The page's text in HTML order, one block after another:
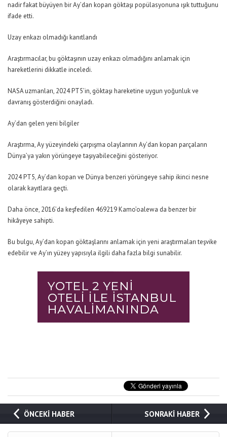
nadir fakat büyüyen bir Ay’dan kopan göktaşı popülasyonuna ışık tuttuğunu
ifade etti.
Uzay enkazı olmadığı kanıtlandı
Araştırmacılar, bu göktaşının uzay enkazı olmadığını anlamak için
hareketlerini dikkatle inceledi.
NASA uzmanları, 2024 PT5’in, göktaşı hareketine uygun yoğunluk ve
davranış gösterdiğini onayladı.
Ay’dan gelen yeni bilgiler
Araştırma, Ay yüzeyindeki çarpışma olaylarının Ay’dan kopan parçaların
Dünya’ya yakın yörüngeye taşıyabileceğini gösteriyor.
2024 PT5, Ay’dan kopan ve Dünya benzeri yörüngeye sahip ikinci nesne
olarak kayıtlara geçti.
Daha önce, 2016’da keşfedilen 469219 Kamo’oalewa da benzer bir
hikâyeye sahipti.
Bu bulgu, Ay’dan kopan göktaşlarını anlamak için yeni araştırmaları teşvike
edebilir ve Ay’ın yüzey yapısıyla ilgili daha fazla bilgi sunabilir.
ÖNCEKİ HABER SONRAKİ HABER